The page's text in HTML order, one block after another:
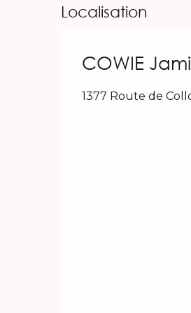
Localisation
COWIE
1377 Route de